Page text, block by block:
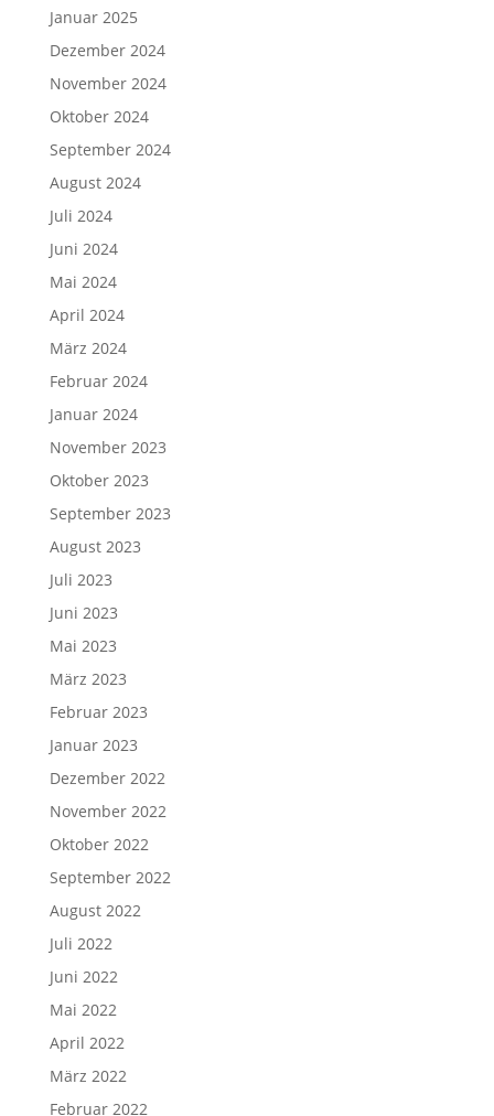
Januar 2025
Dezember 2024
November 2024
Oktober 2024
September 2024
August 2024
Juli 2024
Juni 2024
Mai 2024
April 2024
März 2024
Februar 2024
Januar 2024
November 2023
Oktober 2023
September 2023
August 2023
Juli 2023
Juni 2023
Mai 2023
März 2023
Februar 2023
Januar 2023
Dezember 2022
November 2022
Oktober 2022
September 2022
August 2022
Juli 2022
Juni 2022
Mai 2022
April 2022
März 2022
Februar 2022